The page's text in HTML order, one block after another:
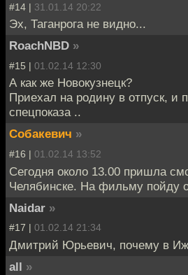
#14 | 31.01.14 20:22
Эх, Таганрога не видно...
RoachNBD »
#15 | 01.02.14 12:30
А как же Новокузнецк?
Приехал на родину в отпуск, и
спецпоказа ..
Собакевич »
#16 | 01.02.14 13:52
Сегодня около 13.00 пришла
Челябинске. На фильму пойду
Naidar »
#17 | 01.02.14 21:34
Дмитрий Юрьевич, почему в
all »